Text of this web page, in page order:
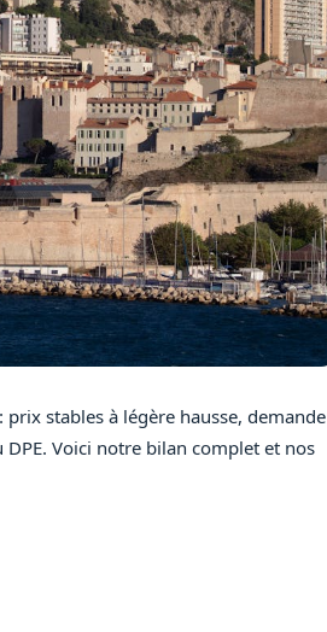
stables à légère hausse, demande
Voici notre bilan complet et nos